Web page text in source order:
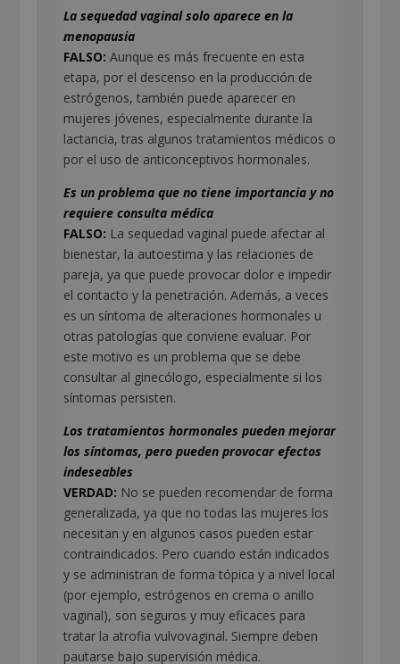
La sequedad vaginal solo aparece en la
menopausia
FALSO: Aunque es más frecuente en esta
etapa, por el descenso en la producción de
estrógenos, también puede aparecer en
mujeres jóvenes, especialmente durante la
lactancia, tras algunos tratamientos médicos o
por el uso de anticonceptivos hormonales.
Es un problema que no tiene importancia y no
requiere consulta médica
FALSO: La sequedad vaginal puede afectar al
bienestar, la autoestima y las relaciones de
pareja, ya que puede provocar dolor e impedir
el contacto y la penetración. Además, a veces
es un síntoma de alteraciones hormonales u
otras patologías que conviene evaluar. Por
este motivo es un problema que se debe
consultar al ginecólogo, especialmente si los
síntomas persisten.
Los tratamientos hormonales pueden mejorar
los síntomas, pero pueden provocar efectos
indeseables
VERDAD: No se pueden recomendar de forma
generalizada, ya que no todas las mujeres los
necesitan y en algunos casos pueden estar
contraindicados. Pero cuando están indicados
y se administran de forma tópica y a nivel local
(por ejemplo, estrógenos en crema o anillo
vaginal), son seguros y muy eficaces para
tratar la atrofia vulvovaginal. Siempre deben
pautarse bajo supervisión médica.